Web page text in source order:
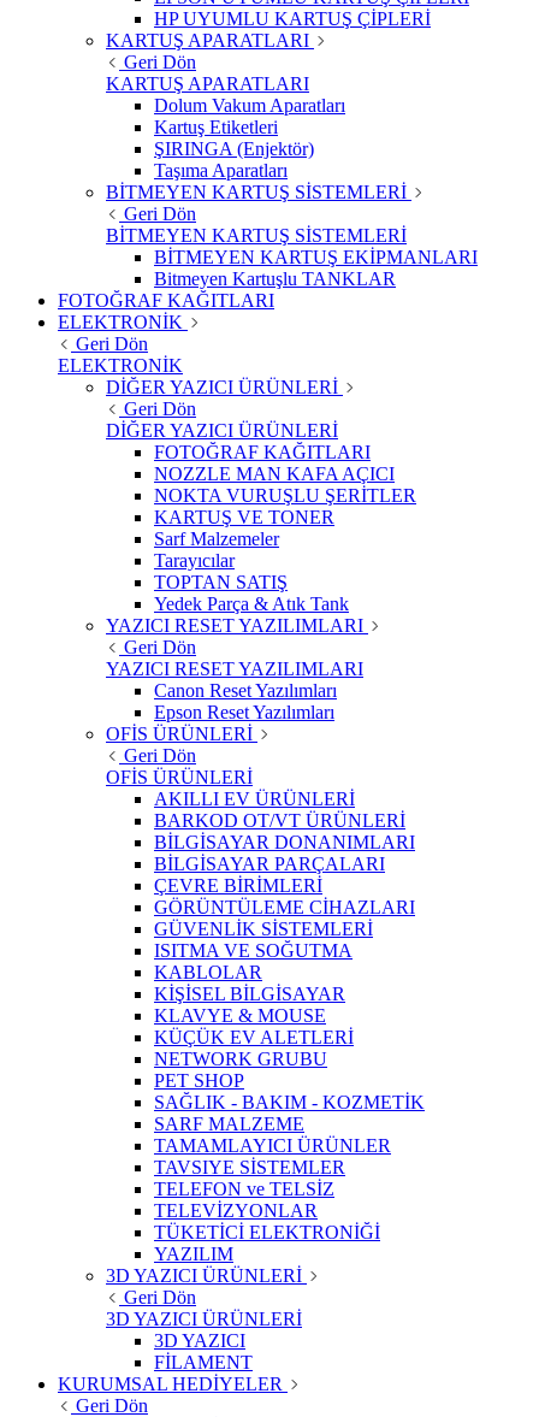
HP UYUMLU KARTUŞ ÇİPLERİ
KARTUŞ APARATLARI
Geri Dön
KARTUŞ APARATLARI
Dolum Vakum Aparatları
Kartuş Etiketleri
ŞIRINGA (Enjektör)
Taşıma Aparatları
BİTMEYEN KARTUŞ SİSTEMLERİ
Geri Dön
BİTMEYEN KARTUŞ SİSTEMLERİ
BİTMEYEN KARTUŞ EKİPMANLARI
Bitmeyen Kartuşlu TANKLAR
FOTOĞRAF KAĞITLARI
ELEKTRONİK
Geri Dön
ELEKTRONİK
DİĞER YAZICI ÜRÜNLERİ
Geri Dön
DİĞER YAZICI ÜRÜNLERİ
FOTOĞRAF KAĞITLARI
NOZZLE MAN KAFA AÇICI
NOKTA VURUŞLU ŞERİTLER
KARTUŞ VE TONER
Sarf Malzemeler
Tarayıcılar
TOPTAN SATIŞ
Yedek Parça & Atık Tank
YAZICI RESET YAZILIMLARI
Geri Dön
YAZICI RESET YAZILIMLARI
Canon Reset Yazılımları
Epson Reset Yazılımları
OFİS ÜRÜNLERİ
Geri Dön
OFİS ÜRÜNLERİ
AKILLI EV ÜRÜNLERİ
BARKOD OT/VT ÜRÜNLERİ
BİLGİSAYAR DONANIMLARI
BİLGİSAYAR PARÇALARI
ÇEVRE BİRİMLERİ
GÖRÜNTÜLEME CİHAZLARI
GÜVENLİK SİSTEMLERİ
ISITMA VE SOĞUTMA
KABLOLAR
KİŞİSEL BİLGİSAYAR
KLAVYE & MOUSE
KÜÇÜK EV ALETLERİ
NETWORK GRUBU
PET SHOP
SAĞLIK - BAKIM - KOZMETİK
SARF MALZEME
TAMAMLAYICI ÜRÜNLER
TAVSIYE SİSTEMLER
TELEFON ve TELSİZ
TELEVİZYONLAR
TÜKETİCİ ELEKTRONİĞİ
YAZILIM
3D YAZICI ÜRÜNLERİ
Geri Dön
3D YAZICI ÜRÜNLERİ
3D YAZICI
FİLAMENT
KURUMSAL HEDİYELER
Geri Dön